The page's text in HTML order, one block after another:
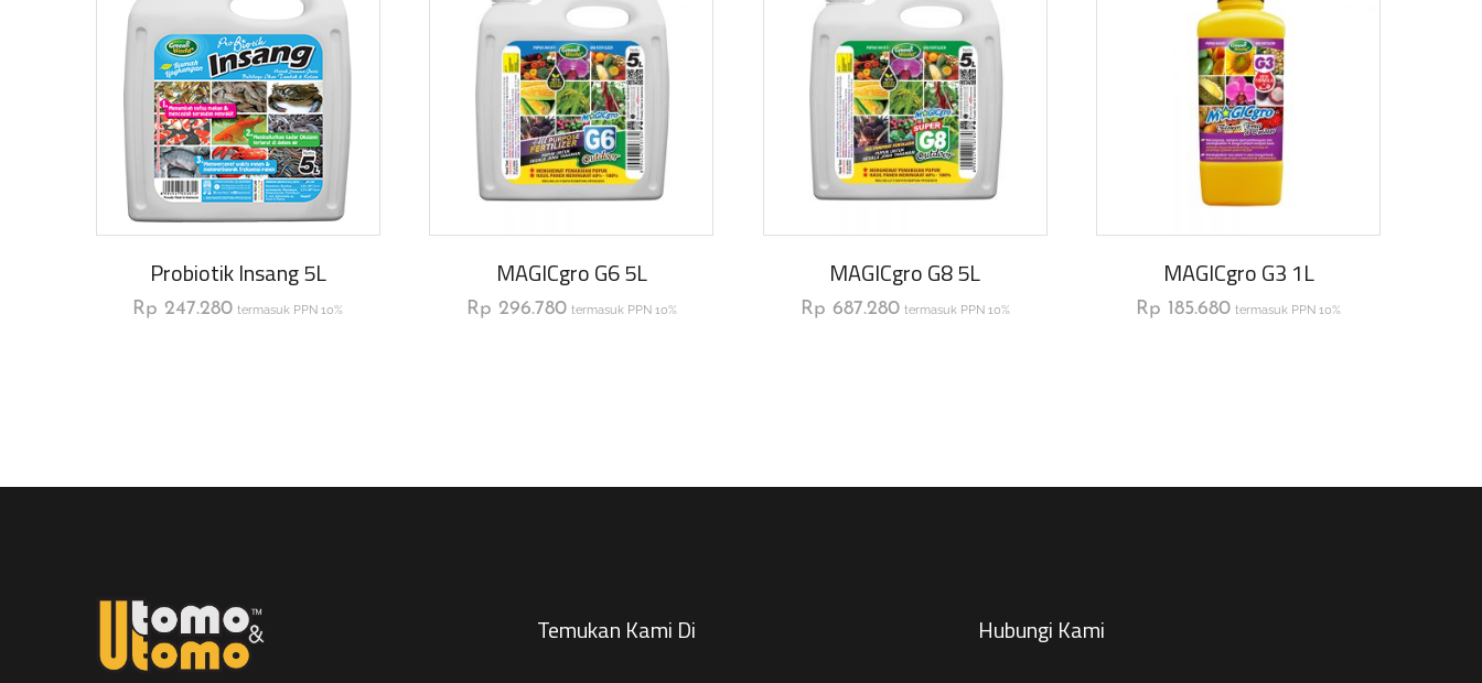
Probiotik Insang 5L
Rp 247.280 termasuk PPN 10%
MAGICgro G6 5L
Rp 296.780 termasuk PPN 10%
MAGICgro G8 5L
Rp 687.280 termasuk PPN 10%
MAGICgro G3 1L
Rp 185.680 termasuk PPN 10%
Temukan Kami Di Hubungi Kami​